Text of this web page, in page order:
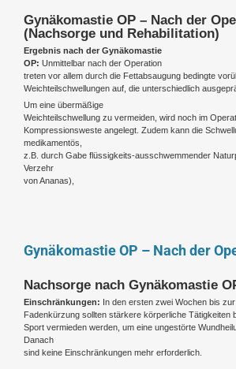
Gynäkomastie OP – Nach der
(Nachsorge und Rehabilitation)
Ergebnis nach der Gynäkomastie
OP: Unmittelbar nach der Operation
treten vor allem durch die Fettabsaugung bedingte
Weichteilschwellungen auf, die unterschiedlich
Um eine übermäßige
Weichteilschwellung zu vermeiden, wird noch im
Kompressionsweste angelegt. Zudem kann die
medikamentös,
z.B. durch Gabe flüssigkeits-ausschwemmender
Verzehr
von Ananas),
Gynäkomastie OP – Nach der
Nachsorge nach Gynäkomastie
Einschränkungen: In den ersten zwei Wochen bis zur
Fadenkürzung sollten stärkere körperliche Tätigkeiten
Sport vermieden werden, um eine ungestörte
Danach
sind keine Einschränkungen mehr erforderlich.